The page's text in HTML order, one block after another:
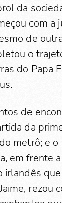
da
com a
de
o
do Papa
de
da
metrô; e
em frente
rezou